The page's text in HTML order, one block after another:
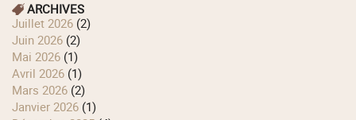
ARCHIVES
juillet 2026 (2)
juin 2026 (2)
mai 2026 (1)
avril 2026 (1)
mars 2026 (2)
janvier 2026 (1)